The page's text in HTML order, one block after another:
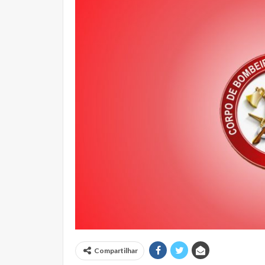
Compartilhar